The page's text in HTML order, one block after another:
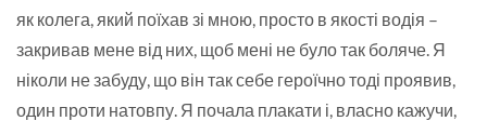
як колега, який поїхав зі мною, просто в якості водія –
закривав мене від них, щоб мені не було так боляче. Я
ніколи не забуду, що він так себе героїчно тоді проявив,
один проти натовпу. Я почала плакати і, власно кажучи,